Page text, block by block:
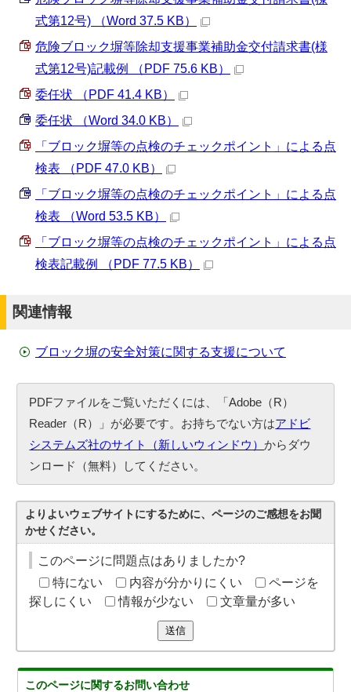
式第12号) （Word 37.5 KB）
危険ブロック塀等除却支援事業補助金交付請求書(様
式第12号)記載例 （PDF 75.6 KB）
委任状 （PDF 41.4 KB）
委任状 （Word 34.0 KB）
「ブロック塀等の点検のチェックポイント」による点
検表 （PDF 47.0 KB）
「ブロック塀等の点検のチェックポイント」による点
検表 （Word 53.5 KB）
「ブロック塀等の点検のチェックポイント」による点
検表記載例 （PDF 77.5 KB）
関連情報
ブロック塀の安全対策に関する支援について
PDFファイルをご覧いただくには、「Adobe（R）
Reader（R）」が必要です。お持ちでない方はアドビ
システムズ社のサイト（新しいウィンドウ）からダウ
ンロード（無料）してください。
よりよいウェブサイトにするために、ページのご感想をお聞
かせください。
このページに問題点はありましたか?
特にない
内容が分かりにくい
ページを
探しにくい
情報が少ない 文章量が多い
送信
このページに関するお問い合わせ